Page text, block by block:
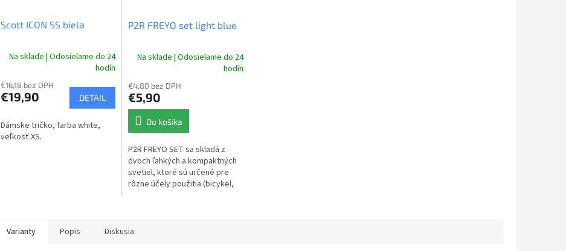
M
O
Scott ICON SS biela
Na sklade | Odosielame do 24
hodín
€16,18 bez DPH
€19,90 DETAIL
Dámske tričko, farba white,
veľkosť XS.
P2R FREYO set light blue
Na sklade | Odosielame do 24
hodín
€4,80 bez DPH
€5,90
Do košíka
P2R FREYO SET sa skladá z
dvoch ľahkých a kompaktných
svetiel, ktoré sú určené pre
rôzne účely použitia (bicykel,
Varianty Popis Diskusia